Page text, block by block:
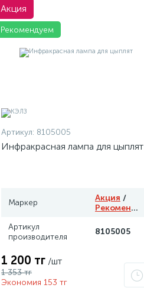
Акция
Рекомендуем
Артикул: 8105005
Инфракрасная лампа для цыплят
Маркер Акция /
Рекомендуем
Артикул
производителя
8105005
1 200 тг /шт
1 353 тг
Экономия 153 тг